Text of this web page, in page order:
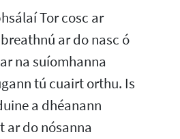
Tor cosc ar
ar do nasc ó
na suíomhanna
tú cuairt orthu. Is
a dhéanann
ar do nósanna